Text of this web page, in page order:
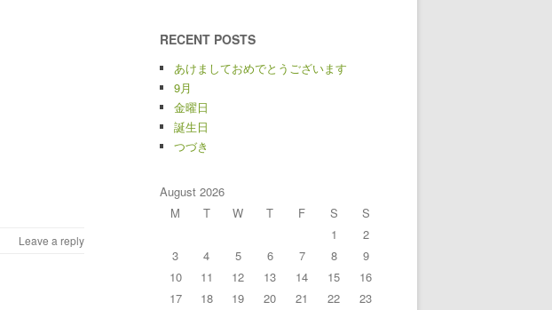
Leave a reply
RECENT POSTS
あけましておめでとうございます
9月
金曜日
誕生日
つづき
August 2026
M
T W T F S
S
1
2
3
4 5 6 7 8
9
10
11 12 13 14 15
16
17
18 19 20 21 22
23